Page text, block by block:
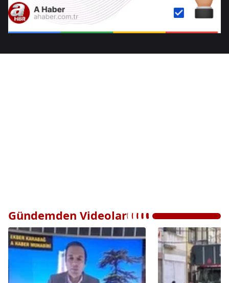
Gündemden Videolar